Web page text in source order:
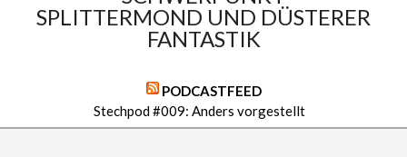
SPLITTERMOND UND DÜSTERER
FANTASTIK
PODCASTFEED
Stechpod #009: Anders vorgestellt